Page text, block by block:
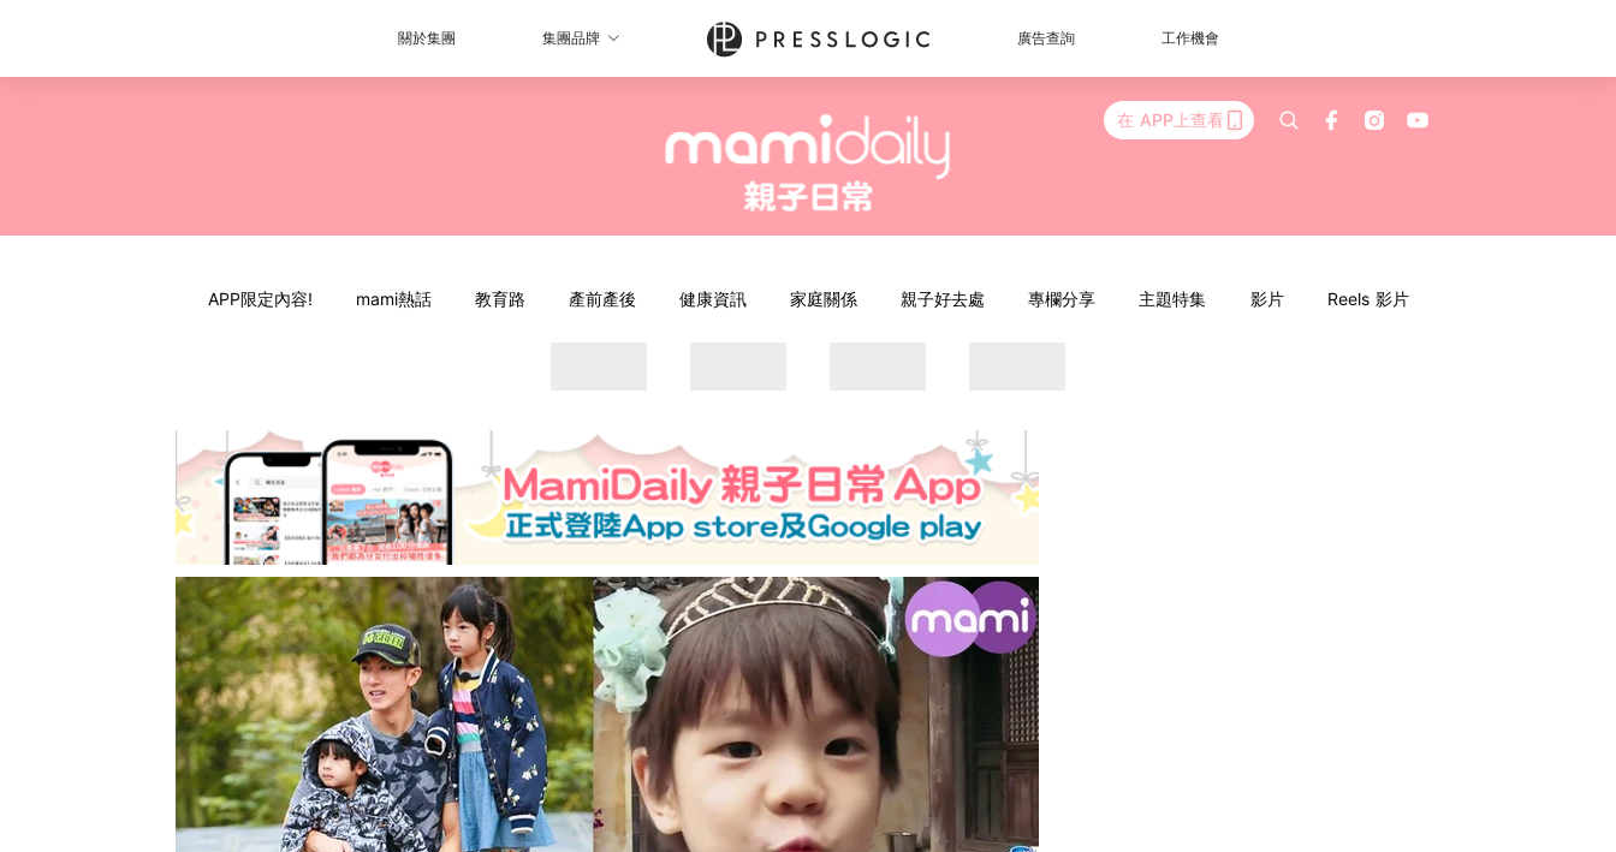
關於集團 集團品牌 廣告查詢 工作機會
在 APP上查看
APP限定內容! mami熱話 教育路 產前產後 健康資訊 家庭關係 親子好去處 專欄分享 主題特集 影片 Reels 影片